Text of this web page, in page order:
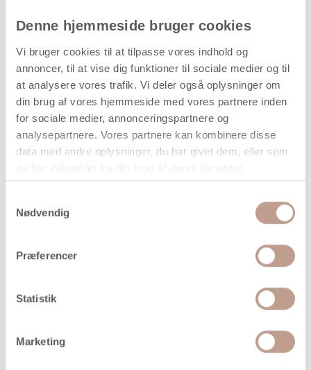
Denne hjemmeside bruger cookies
Vi bruger cookies til at tilpasse vores indhold og
annoncer, til at vise dig funktioner til sociale medier og til
at analysere vores trafik. Vi deler også oplysninger om
din brug af vores hjemmeside med vores partnere inden
for sociale medier, annonceringspartnere og
analysepartnere. Vores partnere kan kombinere disse
data med andre oplysninger, du har givet dem, eller som
Nødvendig
Præferencer
Statistik
Marketing
Vatkugler, diam. 30 mm, gul, 50 stk.
Vatkugler i fast kvalitet fremstillet i gul vat og forsynet
med halvboret hul, som gør dem velegnede til montering
på pinde, tråd eller snor. Kuglerne kan anvendes til
hobbyprojekter, dekorationer, figurer og sæsonudsmykning,
hvor der ønskes et let og formstabilt materiale.
Produktet leveres i pakke med 50 stk. og er egnet til
kreative opgaver i både undervisning, hobbyarbejde og
Tekniske specifikationer
Materiale: Vat
Antal: 50 stk. pr. pakke
Kvalitet: Fast